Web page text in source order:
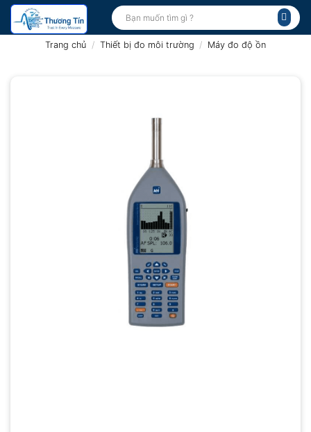
Bỏ
qua
Tìm
kiếm:
Trang chủ / Thiết bị đo môi trường / Máy đo độ ồn